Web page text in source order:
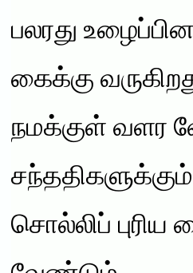
பலரது
கைக்கு
நமக்குள் வளர
சொல்லிப்